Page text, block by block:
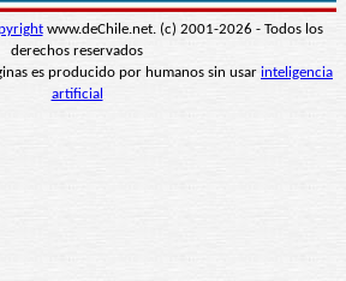
www.deChile.net. (c) 2001-2026 - Todos los
derechos reservados
es producido por humanos sin usar inteligencia
artificial